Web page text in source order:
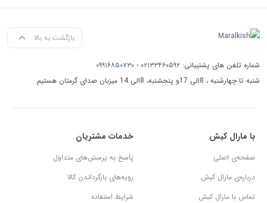
بازگشت به بالا
شماره تلفن های پشتیبانی: ۰۲۱۳۳۴۶۰۵۹۲ - ۰۹۹۱۶۸۵۰۷۳۰
شنبه تا چهارشنبه ، 8الی 17و پنجشنبه، 8الی 14 میزبان صدای گرمتان هستیم
با مارال کیش
صفحه‌ی اصلی
درباره‌ی مارال کیش
تماس با مارال کیش
خدمات مشتریان
پاسخ به پرسش‌های متداول
رویه‌های بازگرداندن کالا
شرایط استفاده